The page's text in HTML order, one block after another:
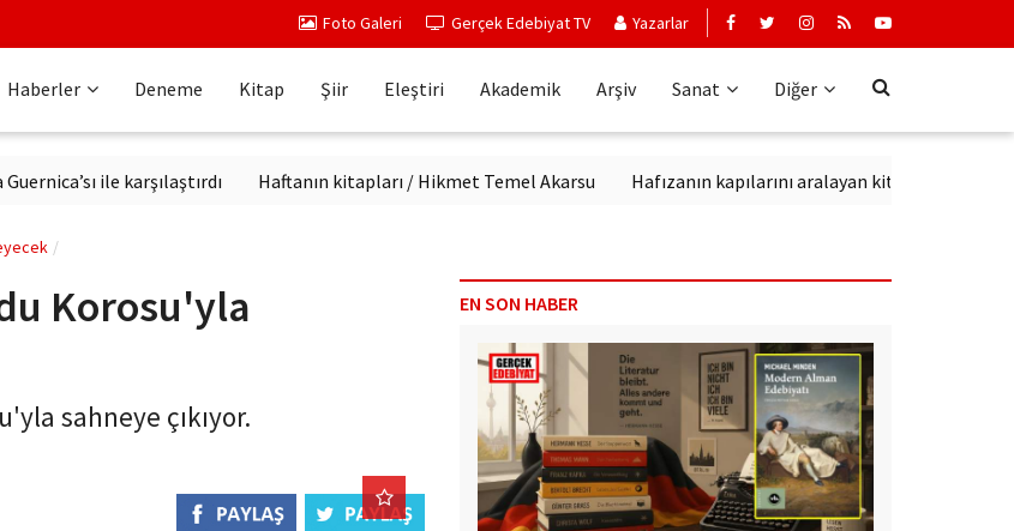
Foto Galeri Gerçek Edebiyat TV Yazarlar
Haberler Deneme Kitap Şiir Eleştiri Akademik Arşiv Sanat Diğer
ile karşılaştırdı Haftanın kitapları / Hikmet Temel Akarsu Hafızanın kapılarını aralayan kitap: Kırık Anahtar
Korosu'yla
sahneye çıkıyor.
EN SON HABER